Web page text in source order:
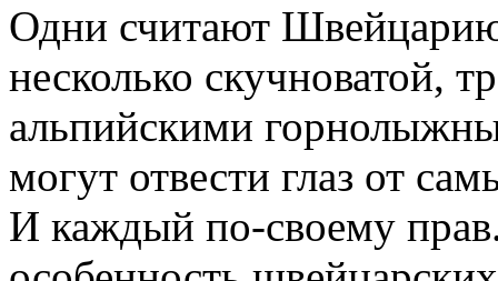
Одни считают
несколько скучноватой,
альпийскими
могут отвести глаз от
И каждый по-своему